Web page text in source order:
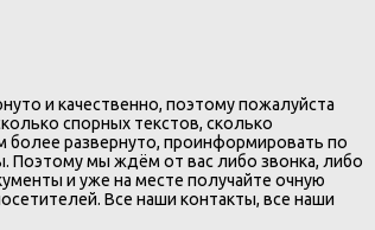
и качественно, поэтому пожалуйста
спорных текстов, сколько
более развернуто, проинформировать по
Поэтому мы ждём от вас либо звонка, либо
и уже на месте получайте очную
Все наши контакты, все наши